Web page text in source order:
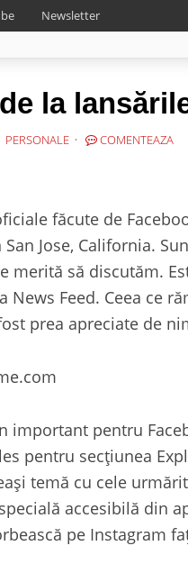
Newsletter
la
PERSONALE COMENTEAZA
făcute de
Jose, California.
merită să discutăm.
Feed. Ceea ce
prea apreciate de
important pentru
pentru secțiunea
temă cu cele
accesibilă din
pe Instagram